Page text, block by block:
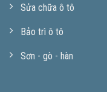
Sửa chữa ô tô
Bảo trì ô tô
Sơn - gò - hàn